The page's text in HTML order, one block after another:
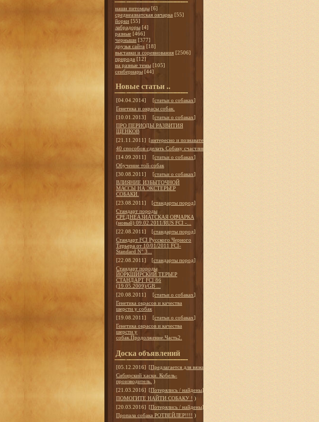
наши питомцы [6]
среднеазиатская овчарка [55]
йорки [55]
лабрадоры [4]
разные [466]
черныши [377]
друзья сайта [18]
выставки и соревнования [2506]
природа [12]
на разные темы [105]
сенбернары [44]
Новые статьи ..
[04.04.2014] [статьи о собаках]
Генетика и окрасы собак.
[10.01.2013]
[статьи о собаках]
ПРО ПЕРИОДЫ РАЗВИТИЯ
ЩЕНКОВ
[21.11.2011] [интересно и познавательно
40 способов сделать Собаку счастливой
[14.09.2011]
[статьи о собаках]
Обучение той-собак
[30.08.2011]
[статьи о собаках]
ВЛИЯНИЕ ИЗБЫТОЧНОЙ
МАССЫ НА ЭКСТЕРЬЕР
СОБАКИ.
[23.08.2011]
[стандарты пород]
Стандарт породы
СРЕДНЕАЗИАТСКАЯ ОВЧАРКА
(новый) 09.02.2011/RUS FCI -...
[22.08.2011]
[стандарты пород]
Стандарт FCI Русского Черного
Терьера от 10/01/2011 FCI-
Standard N° 3...
[22.08.2011]
[стандарты пород]
Стандарт породы
ЙОРКШИРСКИЙ ТЕРЬЕР
СТАНДАРТ FCI 86
(19.05.2009)/GB ...
[20.08.2011]
[статьи о собаках]
Генетика окрасов и качества
шерсти у собак
[19.08.2011]
[статьи о собаках]
Генетика окрасов и качества
шерсти у
собак.Продолжение.Часть2.
Доска объявлений
[05.12.2016] [Предлагается для вязки
Сибирский хаски. Кобель-
производитель. )
[21.03.2016] [Потерялись / найдены]
ПОМОГИТЕ НАЙТИ СОБАКУ ! )
[20.03.2016] [Потерялись / найдены]
Пропала собака РОТВЕЙЛЕР!!!! )